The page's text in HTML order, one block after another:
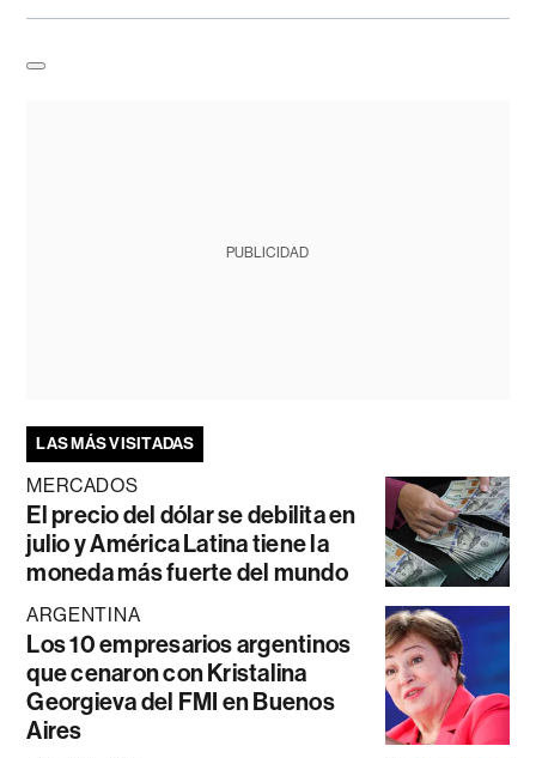
PUBLICIDAD
LAS MÁS VISITADAS
MERCADOS
El precio del dólar se debilita en
julio y América Latina tiene la
moneda más fuerte del mundo
ARGENTINA
Los 10 empresarios argentinos
que cenaron con Kristalina
Georgieva del FMI en Buenos
Aires